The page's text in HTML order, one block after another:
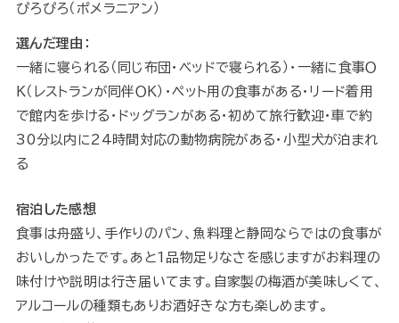
ぴろぴろ（ポメラニアン）
選んだ理由：
一緒に寝られる（同じ布団・ベッドで寝られる）・一緒に食事Ｏ
Ｋ（レストランが同伴ＯＫ）・ペット用の食事がある・リード着用
で館内を歩ける・ドッグランがある・初めて旅行歓迎・車で約
30分以内に24時間対応の動物病院がある・小型犬が泊まれ
る
宿泊した感想
食事は舟盛り、手作りのパン、魚料理と静岡ならではの食事が
おいしかったです。あと1品物足りなさを感じますがお料理の
味付けや説明は行き届いてます。自家製の梅酒が美味しくて、
アルコールの種類もありお酒好きな方も楽しめます。